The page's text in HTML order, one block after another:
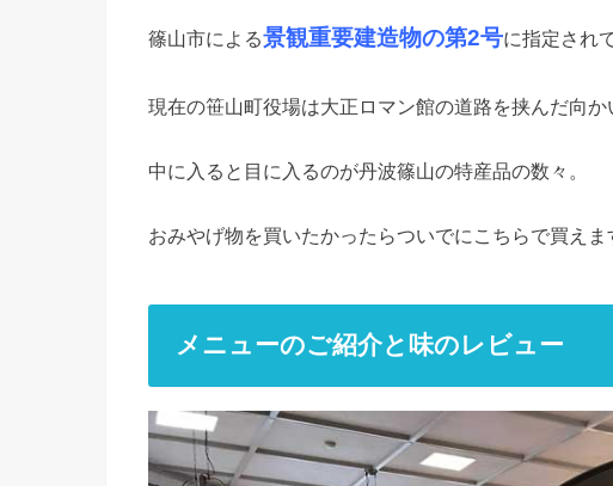
篠山市による景観重要建造物の第2号に指定され
現在の笹山町役場は大正ロマン館の道路を挟んだ向か
中に入ると目に入るのが丹波篠山の特産品の数々。
おみやげ物を買いたかったらついでにこちらで買えま
メニューのご紹介と味のレビュー